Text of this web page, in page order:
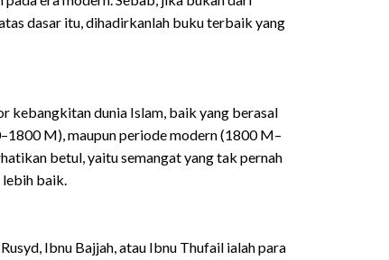
dasar itu, dihadirkanlah buku terbaik yang
kebangkitan dunia Islam, baik yang berasal
M), maupun periode modern (1800 M–
betul, yaitu semangat yang tak pernah
lebih baik.
Ibnu Bajjah, atau Ibnu Thufail ialah para